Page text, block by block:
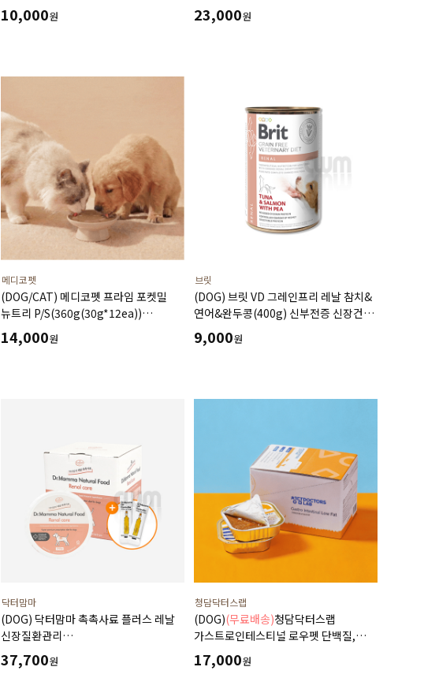
10,000원 23,000원
메디코펫
(DOG/CAT) 메디코펫 프라임 포켓밀
뉴트리 P/S(360g(30g*12ea))
복약지도에 도움주는 가수분해 오리
처방캔
14,000원
브릿
(DOG) 브릿 VD 그레인프리 레날 참치&
연어&완두콩(400g) 신부전증 신장건강
비만예방 장건강 혈당조절에 도움
9,000원
닥터맘마
(DOG) 닥터맘마 촉촉사료 플러스 레날
신장질환관리
(250gx4ea+오일5mlx8ea)
저단백음식섭취,수분보충,예방및관리
37,700원
청담닥터스랩
(DOG)(무료배송)청담닥터스랩
가스트로인테스티널 로우펫 단백질,
지방의 함량을 줄인 습식 캔사료
600g(100gx6ea) 저지방처방습식,
17,000원